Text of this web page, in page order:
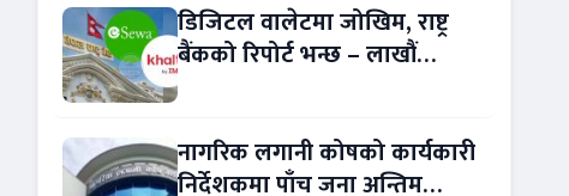
डिजिटल वालेटमा जोखिम, राष्ट्र
बैंकको रिपोर्ट भन्छ – लाखौं
नागरिक लगानी कोषको कार्यकारी
निर्देशकमा पाँच जना अन्तिम